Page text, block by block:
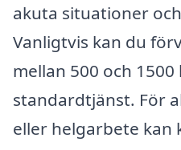
akuta situationer
Vanligtvis kan du
mellan 500 och
standardtjänst. För
eller helgarbete kan